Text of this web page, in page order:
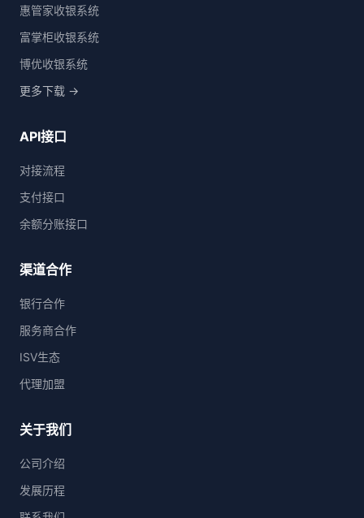
惠管家收银系统
富掌柜收银系统
博优收银系统
更多下载 →
API接口
对接流程
支付接口
余额分账接口
渠道合作
银行合作
服务商合作
ISV生态
代理加盟
关于我们
公司介绍
发展历程